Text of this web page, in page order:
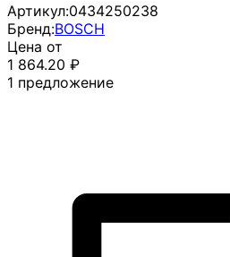
Артикул:0434250238
Бренд:BOSCH
Цена от
1 864.20 ₽
1 предложение